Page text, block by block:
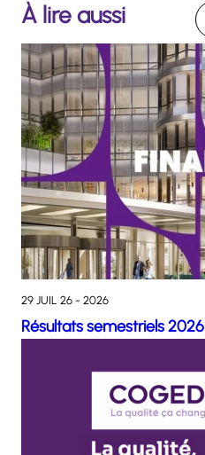
À lire aussi
29 JUIL 26 - 2026
Résultats semestriels 2026